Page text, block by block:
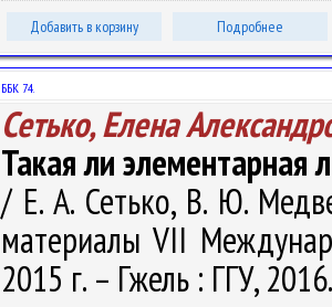
Добавить в корзину Подробнее
ББК 74.
Сетько, Елена
Такая ли элементарная
/ Е. А. Сетько, В. Ю.
материалы VII
2015 г. – Гжель : ГГУ,